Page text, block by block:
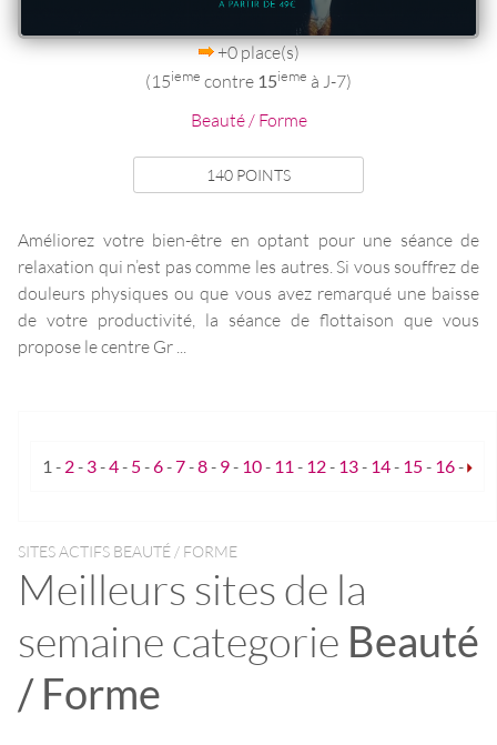
+0 place(s)
(15ieme contre 15ieme à J-7)
Beauté / Forme
140 POINTS
Améliorez votre bien-être en optant pour une séance de
relaxation qui n’est pas comme les autres. Si vous souffrez de
douleurs physiques ou que vous avez remarqué une baisse
de votre productivité, la séance de flottaison que vous
propose le centre Gr ...
1 - 2- 3-4- 5-6-7-8- 9- 10- 11 - 12- 13- 14- 15- 16-
SITES ACTIFS BEAUTÉ / FORME
Meilleurs sites de la
semaine categorie Beauté
/ Forme